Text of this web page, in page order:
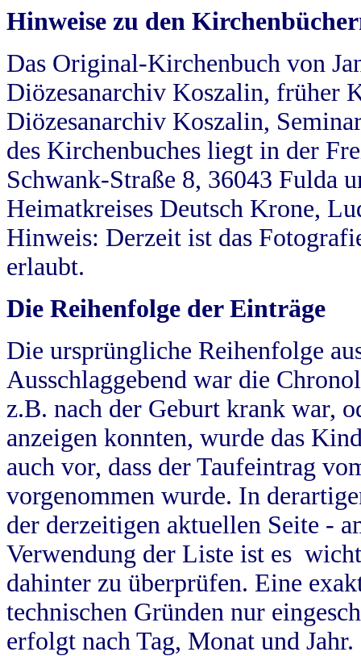
Hinweise zu den
Das Original-Kirchenbuch von
Diözesanarchiv Koszalin, früher
Diözesanarchiv Koszalin,
des Kirchenbuches liegt in der
Schwank-Straße 8, 36043 Fulda
Heimatkreises Deutsch Krone,
Hinweis: Derzeit ist das
erlaubt.
Die Reihenfolge der Einträge
Die ursprüngliche Reihenfolge
Ausschlaggebend war die
z.B. nach der Geburt krank war,
anzeigen konnten, wurde das
auch vor, dass der Taufeintrag
vorgenommen wurde. In
der derzeitigen aktuellen Seite -
Verwendung der Liste ist es
dahinter zu überprüfen. Eine
technischen Gründen nur
erfolgt nach Tag, Monat und Jahr.